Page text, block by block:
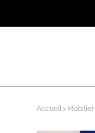
Accueil Mobilier